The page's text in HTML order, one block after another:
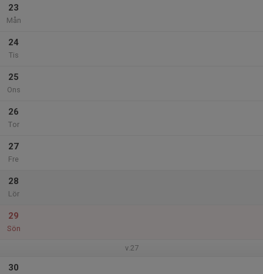
23
Mån
24
Tis
25
Ons
26
Tor
27
Fre
28
Lör
29
Sön
v.27
30